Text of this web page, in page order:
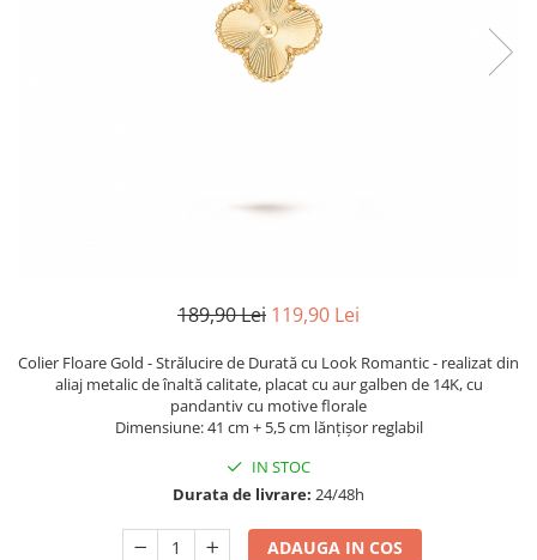
189,90 Lei 119,90 Lei
Colier Floare Gold - Strălucire de Durată cu Look Romantic - realizat din
aliaj metalic de înaltă calitate, placat cu aur galben de 14K, cu
pandantiv cu motive florale
Dimensiune: 41 cm + 5,5 cm lănțișor reglabil
IN STOC
Durata de livrare: 24/48h
ADAUGA IN COS